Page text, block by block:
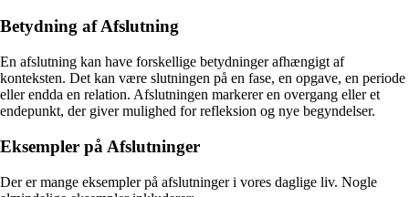
Betydning af Afslutning
En afslutning kan have forskellige betydninger afhængigt af
konteksten. Det kan være slutningen på en fase, en opgave, en periode
eller endda en relation. Afslutningen markerer en overgang eller et
endepunkt, der giver mulighed for refleksion og nye begyndelser.
Eksempler på Afslutninger
Der er mange eksempler på afslutninger i vores daglige liv. Nogle